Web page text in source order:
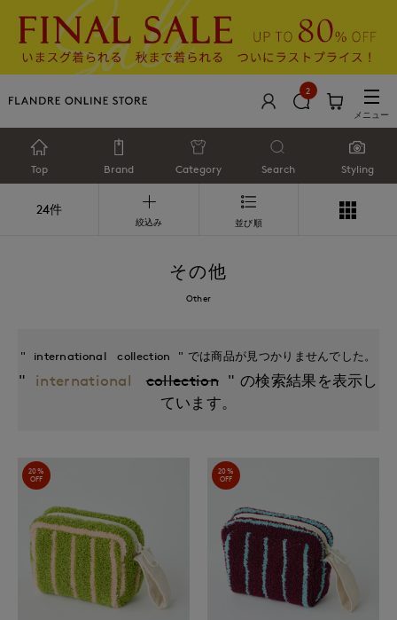
2
メニュー
Top Brand Category Search Styling
24件
絞込み 並び順
その他
Other
international collection
international collection
20%
OFF
20%
OFF